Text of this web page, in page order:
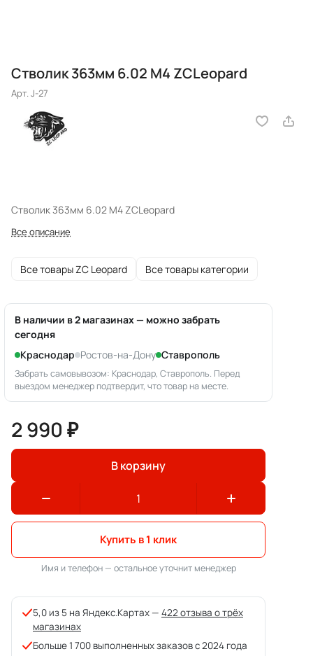
Стволик 363мм 6.02 M4 ZCLeopard
Арт.J-27
Стволик 363мм 6.02 M4 ZCLeopard
Все описание
Все товары ZC Leopard Все товары категории
В наличии в 2 магазинах — можно забрать
сегодня
Краснодар Ростов-на-Дону Ставрополь
Забрать самовывозом: Краснодар, Ставрополь. Перед
выездом менеджер подтвердит, что товар на месте.
2 990 ₽
В корзину
Купить в 1 клик
Имя и телефон — остальное уточнит менеджер
5,0 из 5 на Яндекс.Картах — 422 отзыва о трёх
магазинах
Больше 1 700 выполненных заказов с 2024 года